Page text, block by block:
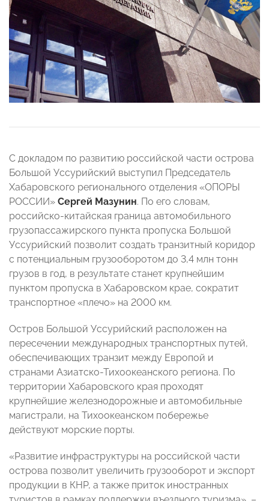
С докладом по развитию российской части острова
Большой Уссурийский выступил Председатель
Хабаровского регионального отделения «ОПОРЫ
РОССИИ» Сергей Мазунин. По его словам,
российско-китайская граница автомобильного
грузопассажирского пункта пропуска Большой
Уссурийский позволит создать транзитный коридор
с потенциальным грузооборотом до 3,4 млн тонн
грузов в год, в результате станет крупнейшим
пунктом пропуска в Хабаровском крае, сократит
транспортное «плечо» на 2000 км.
Остров Большой Уссурийский расположен на
пересечении международных транспортных путей,
обеспечивающих транзит между Европой и
странами Азиатско-Тихоокеанского региона. По
территории Хабаровского края проходят
крупнейшие железнодорожные и автомобильные
магистрали, на Тихоокеанском побережье
действуют морские порты.
«Развитие инфраструктуры на российской части
острова позволит увеличить грузооборот и экспорт
продукции в КНР, а также приток иностранных